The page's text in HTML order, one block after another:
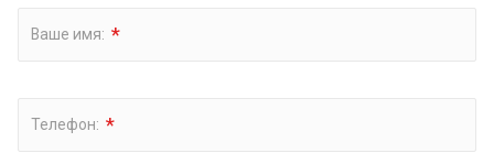
Ваше имя: *
Телефон: *